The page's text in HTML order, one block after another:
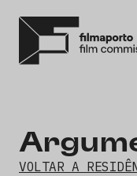
VOLTAR A